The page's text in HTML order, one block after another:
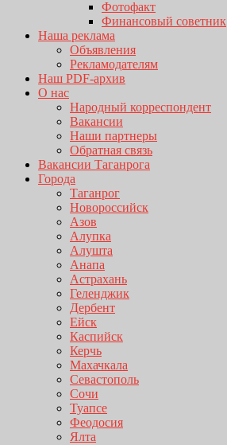
Фотофакт
Финансовый советник
Наша реклама
Объявления
Рекламодателям
Наш PDF-архив
О нас
Народный корреспондент
Вакансии
Наши партнеры
Обратная связь
Вакансии Таганрога
Города
Таганрог
Новороссийск
Азов
Алупка
Алушта
Анапа
Астрахань
Геленджик
Дербент
Ейск
Каспийск
Керчь
Махачкала
Севастополь
Сочи
Туапсе
Феодосия
Ялта